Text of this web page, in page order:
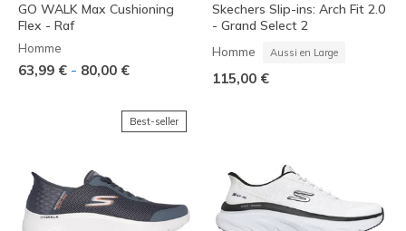
GO WALK Max Cushioning
Flex - Raf
Homme
63,99 € - 80,00 €
Skechers Slip-ins: Arch Fit 2.0
- Grand Select 2
Homme Aussi en Large
115,00 €
Best-seller